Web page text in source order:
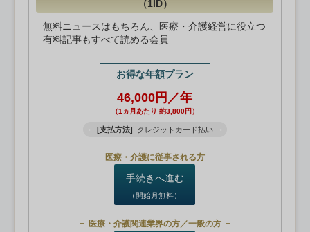
（1ID）
無料ニュースはもちろん、医療・介護経営に役立つ
有料記事もすべて読める会員
お得な年額プラン
46,000円／年
（1ヵ月あたり 約3,800円）
[支払方法] クレジットカード払い
医療・介護に従事される方
手続きへ進む
（開始月無料）
医療・介護関連業界の方／一般の方